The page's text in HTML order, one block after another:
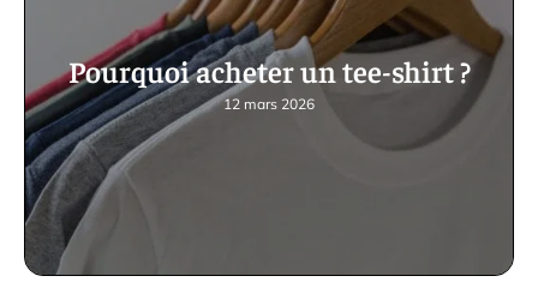
Pourquoi acheter un tee-shirt ?
12 mars 2026